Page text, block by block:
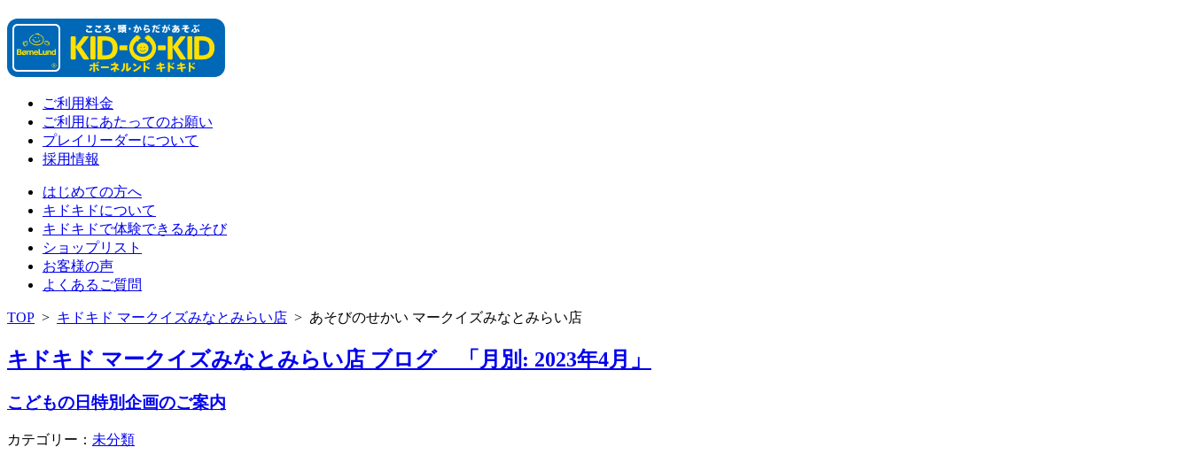
ご利用料金
ご利用にあたってのお願い
プレイリーダーについて
採用情報
はじめての方へ
キドキドについて
キドキドで体験できるあそび
ショップリスト
お客様の声
よくあるご質問
TOP > キドキド マークイズみなとみらい店 > あそびのせかい マークイズみなとみらい店
キドキド マークイズみなとみらい店 ブログ 「月別: 2023年4月」
こどもの日特別企画のご案内
カテゴリー： 未分類